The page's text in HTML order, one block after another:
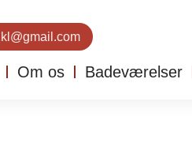
Om os Badeværelser